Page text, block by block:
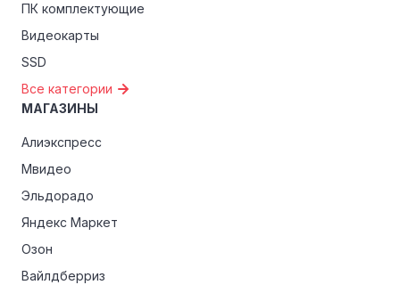
ПК комплектующие
Видеокарты
SSD
Все категории
МАГАЗИНЫ
Алиэкспресс
Мвидео
Эльдорадо
Яндекс Маркет
Озон
Вайлдберриз